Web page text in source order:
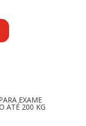
EXAME
ATÉ 200 KG